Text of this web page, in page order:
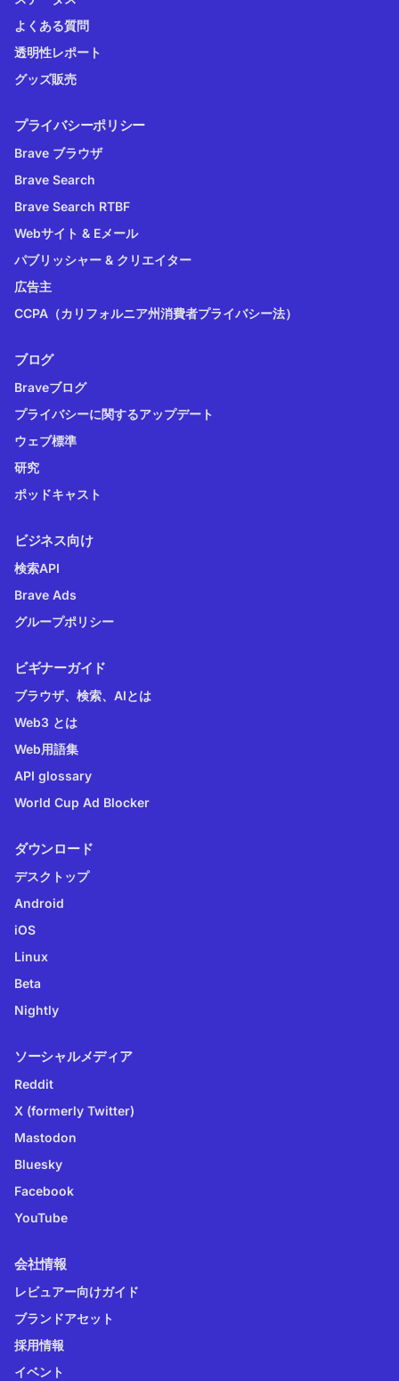
よくある質問
透明性レポート
グッズ販売
プライバシーポリシー
Brave ブラウザ
Brave Search
Brave Search RTBF
Webサイト & Eメール
パブリッシャー & クリエイター
広告主
CCPA（カリフォルニア州消費者プライバシー法）
ブログ
Braveブログ
プライバシーに関するアップデート
ウェブ標準
研究
ポッドキャスト
ビジネス向け
検索API
Brave Ads
グループポリシー
ビギナーガイド
ブラウザ、検索、AIとは
Web3 とは
Web用語集
API glossary
World Cup Ad Blocker
ダウンロード
デスクトップ
Android
iOS
Linux
Beta
Nightly
ソーシャルメディア
Reddit
X (formerly Twitter)
Mastodon
Bluesky
Facebook
YouTube
会社情報
レビュアー向けガイド
ブランドアセット
採用情報
イベント